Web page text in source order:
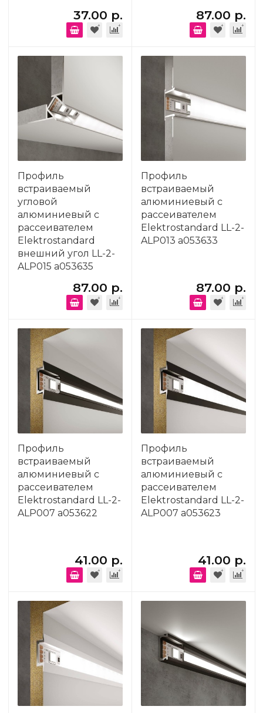
37.00 р. 87.00 р.
Профиль
встраиваемый
угловой
алюминиевый с
рассеивателем
Elektrostandard
внешний угол LL-2-
ALP015 a053635
87.00 р.
Профиль
встраиваемый
алюминиевый с
рассеивателем
Elektrostandard LL-2-
ALP013 a053633
87.00 р.
Профиль
встраиваемый
алюминиевый с
рассеивателем
Elektrostandard LL-2-
ALP007 a053622
41.00 р.
Профиль
встраиваемый
алюминиевый с
рассеивателем
Elektrostandard LL-2-
ALP007 a053623
41.00 р.